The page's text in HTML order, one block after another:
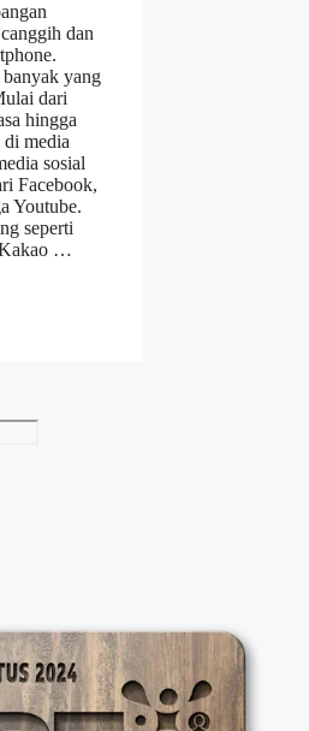
dan
yang
dari
hingga
media
sosial
Facebook,
Youtube.
seperti
Kakao …